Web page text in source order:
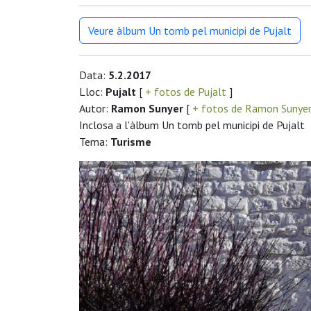
Veure àlbum Un tomb pel municipi de Pujalt
Data: 5.2.2017
Lloc: Pujalt [ + fotos de Pujalt ]
Autor: Ramon Sunyer [ + fotos de Ramon
Inclosa a l'àlbum Un tomb pel municipi de Pujalt
Tema: Turisme